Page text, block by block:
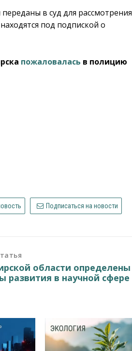
в суд для рассмотрения
под подпиской о
пожаловалась в полицию
Подписаться на новости
области определены
развития в научной сфере